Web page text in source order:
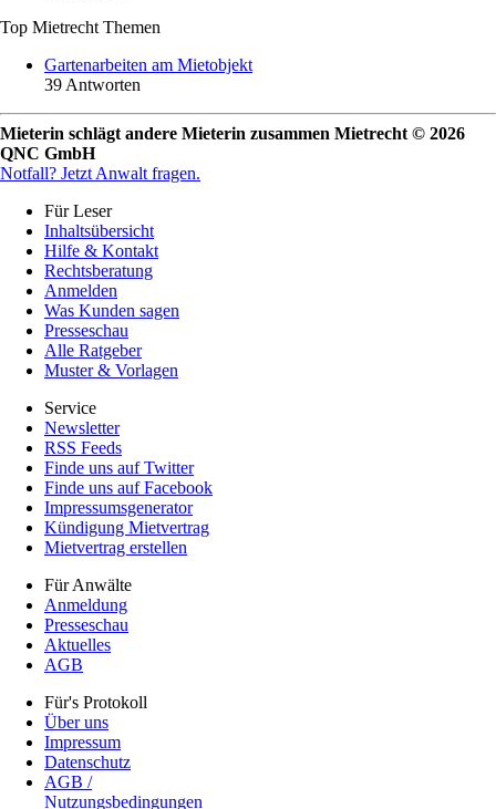
Top Mietrecht Themen
Gartenarbeiten am Mietobjekt
39 Antworten
Mieterin schlägt andere Mieterin zusammen Mietrecht © 2026
QNC GmbH
Notfall? Jetzt Anwalt fragen.
Für Leser
Inhaltsübersicht
Hilfe & Kontakt
Rechtsberatung
Anmelden
Was Kunden sagen
Presseschau
Alle Ratgeber
Muster & Vorlagen
Service
Newsletter
RSS Feeds
Finde uns auf Twitter
Finde uns auf Facebook
Impressumsgenerator
Kündigung Mietvertrag
Mietvertrag erstellen
Für Anwälte
Anmeldung
Presseschau
Aktuelles
AGB
Für's Protokoll
Über uns
Impressum
Datenschutz
AGB /
Nutzungsbedingungen